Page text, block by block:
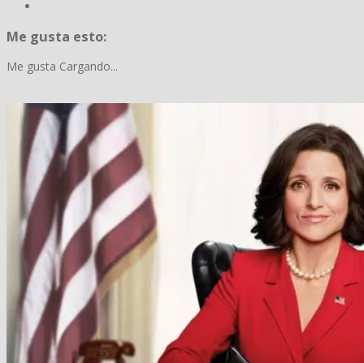
Me gusta esto:
Me gusta Cargando...